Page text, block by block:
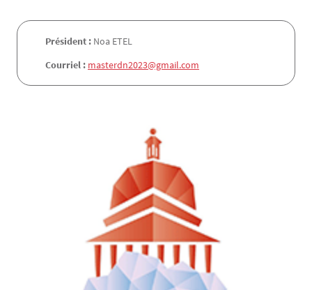
Président : Noa ETEL
Courriel : masterdn2023@gmail.com